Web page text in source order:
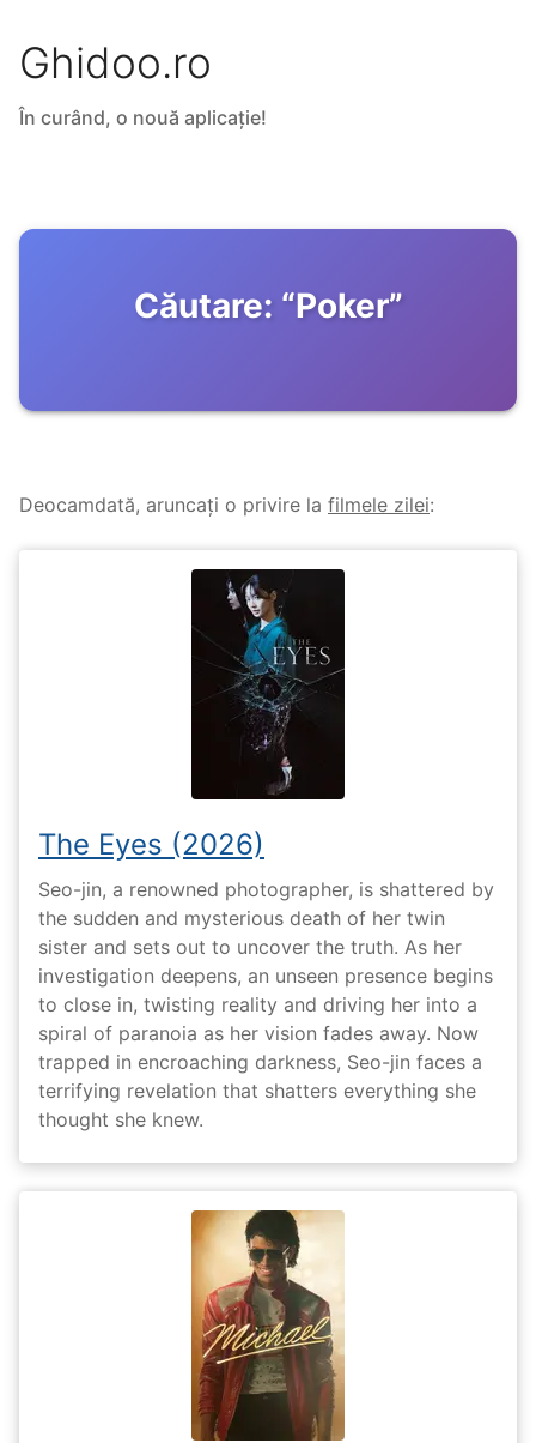
Ghidoo.ro
În curând, o nouă aplicație!
Căutare: “Poker”
Deocamdată, aruncați o privire la filmele zilei:
The Eyes (2026)
Seo-jin, a renowned photographer, is shattered by
the sudden and mysterious death of her twin
sister and sets out to uncover the truth. As her
investigation deepens, an unseen presence begins
to close in, twisting reality and driving her into a
spiral of paranoia as her vision fades away. Now
trapped in encroaching darkness, Seo-jin faces a
terrifying revelation that shatters everything she
thought she knew.